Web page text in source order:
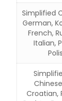
Simplified
German,
French,
Italian,
Croatian,